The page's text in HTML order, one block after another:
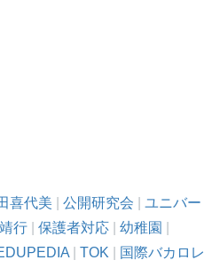
喜代美 公開研究会
ユニバー
行 保護者対応 幼稚園
TOK 国際バカロレ